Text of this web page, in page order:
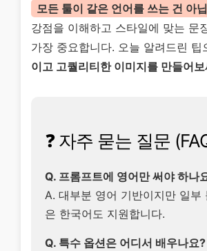
모든 툴이 같은 언어를 쓰는 건 아
강점을 이해하고 스타일에 맞는 문
가장 중요합니다. 오늘 알려드린 팁
이고 고퀄리티한 이미지를 만들어
❓ 자주 묻는 질문
Q. 프롬프트에 영어만 써야 하나
A. 대부분 영어 기반이지만 일부
은 한국어도 지원합니다.
Q. 특수 옵션은 어디서 배우나요?